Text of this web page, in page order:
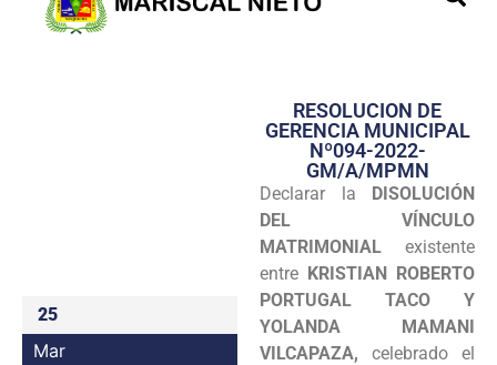
Transparencia
Seguridad
Programas
Intranet
25
Mar
RESOLUCION DE
GERENCIA MUNICIPAL
Nº094-2022-
GM/A/MPMN
Declarar la DISOLUCIÓN
DEL VÍNCULO
MATRIMONIAL existente
entre KRISTIAN ROBERTO
PORTUGAL TACO Y
YOLANDA MAMANI
VILCAPAZA, celebrado el